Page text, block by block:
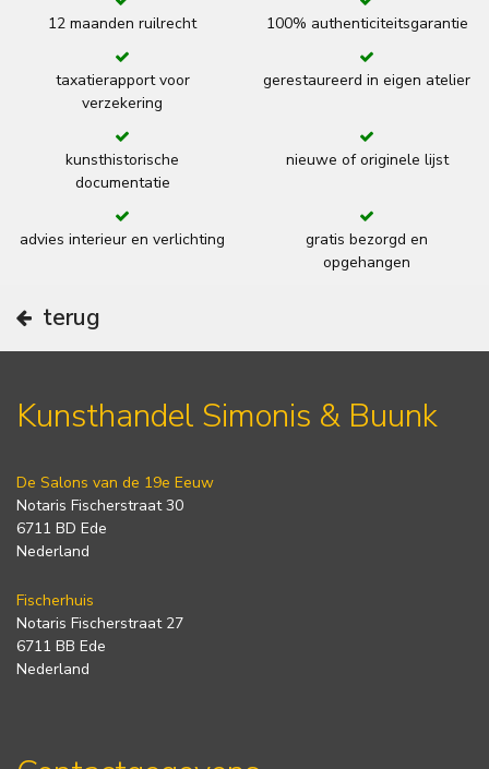
12 maanden ruilrecht 100% authenticiteitsgarantie
taxatierapport voor
verzekering
gerestaureerd in eigen atelier
kunsthistorische
documentatie
nieuwe of originele lijst
advies interieur en verlichting
gratis bezorgd en
opgehangen
terug
Kunsthandel Simonis & Buunk
De Salons van de 19e Eeuw
Notaris Fischerstraat 30
6711 BD Ede
Nederland
Fischerhuis
Notaris Fischerstraat 27
6711 BB Ede
Nederland